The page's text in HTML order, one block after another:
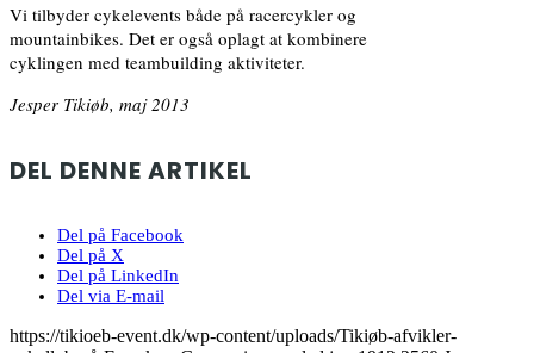
Vi tilbyder cykelevents både på racercykler og
mountainbikes. Det er også oplagt at kombinere
cyklingen med teambuilding aktiviteter.
Jesper Tikiøb, maj 2013
DEL DENNE ARTIKEL
Del på Facebook
Del på X
Del på LinkedIn
Del via E-mail
https://tikioeb-event.dk/wp-content/uploads/Tikiøb-afvikler-